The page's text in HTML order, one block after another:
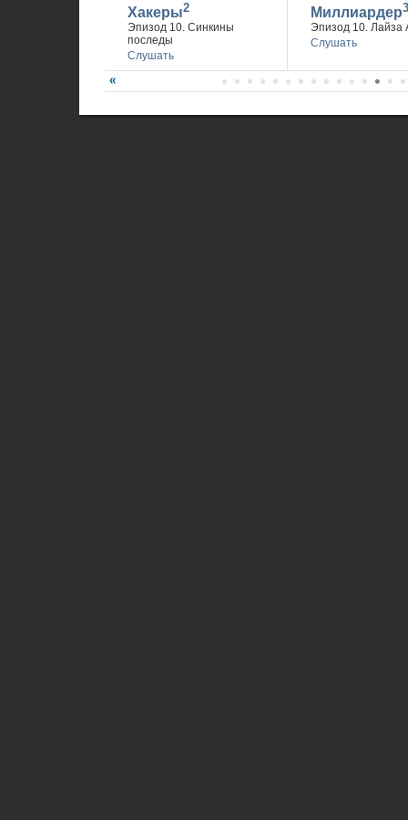
Хакеры2
Эпизод 10. Синкины
последы
Слушать
Миллиардер3
Эпизод 10. Лайза
Слушать